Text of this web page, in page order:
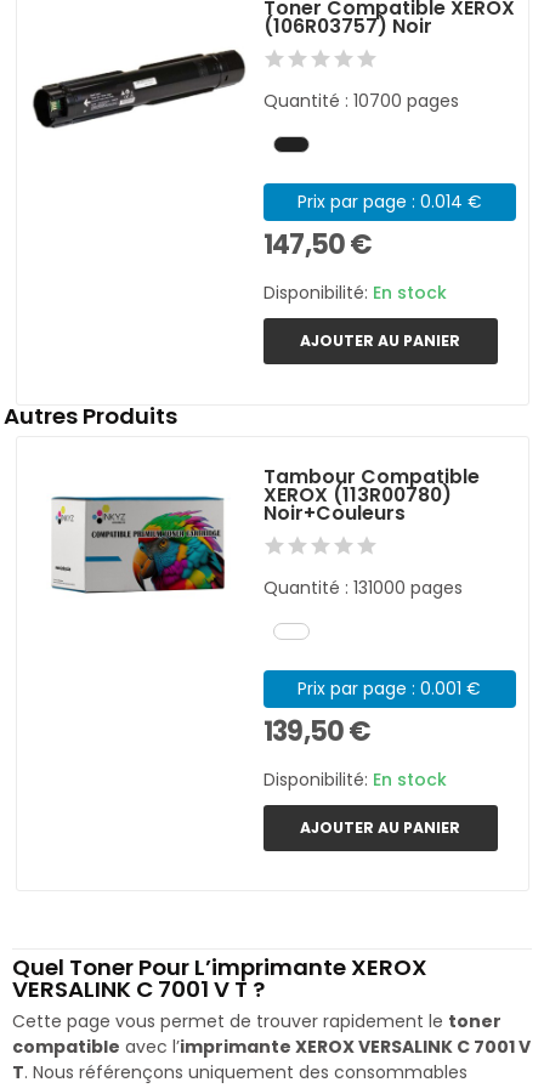
Toner Compatible XEROX
(106R03757) Noir
Quantité : 10700 pages
Prix par page : 0.014 €
147,50 €
Disponibilité: En stock
AJOUTER AU PANIER
Autres Produits
Tambour Compatible
XEROX (113R00780)
Noir+Couleurs
Quantité : 131000 pages
Prix par page : 0.001 €
139,50 €
Disponibilité: En stock
AJOUTER AU PANIER
Quel Toner Pour L’imprimante XEROX
VERSALINK C 7001 V T ?
Cette page vous permet de trouver rapidement le toner
compatible avec l’imprimante XEROX VERSALINK C 7001 V
T. Nous référençons uniquement des consommables